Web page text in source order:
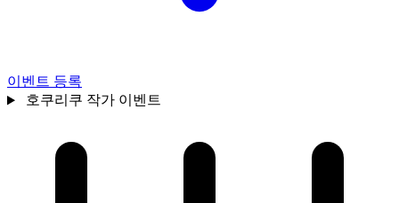
이벤트 등록
호쿠리쿠 작가 이벤트